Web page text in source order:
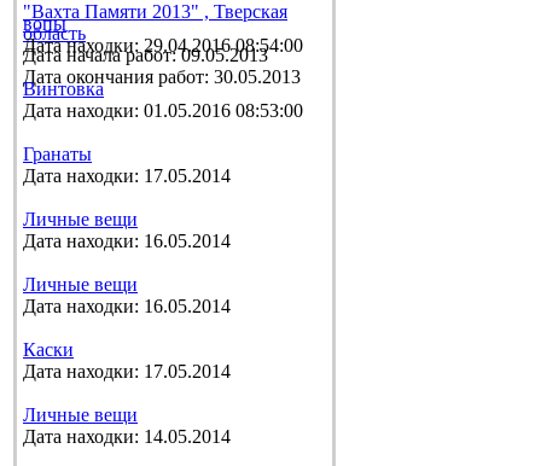
"Вахта Памяти 2013" , Тверская
область
Дата начала работ: 09.05.2013
Дата окончания работ: 30.05.2013
вопы
Дата находки: 29.04.2016 08:54:00
Винтовка
Дата находки: 01.05.2016 08:53:00
Гранаты
Дата находки: 17.05.2014
Личные вещи
Дата находки: 16.05.2014
Личные вещи
Дата находки: 16.05.2014
Каски
Дата находки: 17.05.2014
Личные вещи
Дата находки: 14.05.2014